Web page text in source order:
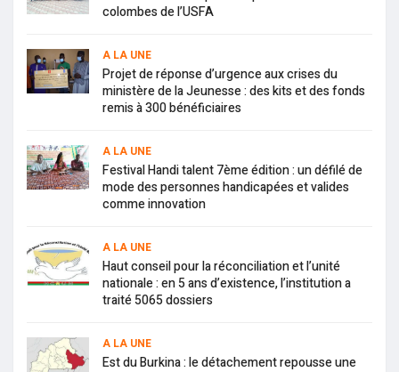
colombes de l’USFA
A LA UNE
Projet de réponse d’urgence aux crises du
ministère de la Jeunesse : des kits et des fonds
remis à 300 bénéficiaires
A LA UNE
Festival Handi talent 7ème édition : un défilé de
mode des personnes handicapées et valides
comme innovation
A LA UNE
Haut conseil pour la réconciliation et l’unité
nationale : en 5 ans d’existence, l’institution a
traité 5065 dossiers
A LA UNE
Est du Burkina : le détachement repousse une